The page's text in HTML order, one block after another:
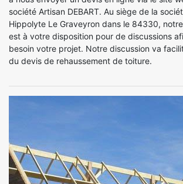
société Artisan DEBART. Au siège de la
Hippolyte Le Graveyron dans le 84330,
est à votre disposition pour de discussions
besoin votre projet. Notre discussion va
du devis de rehaussement de toiture.